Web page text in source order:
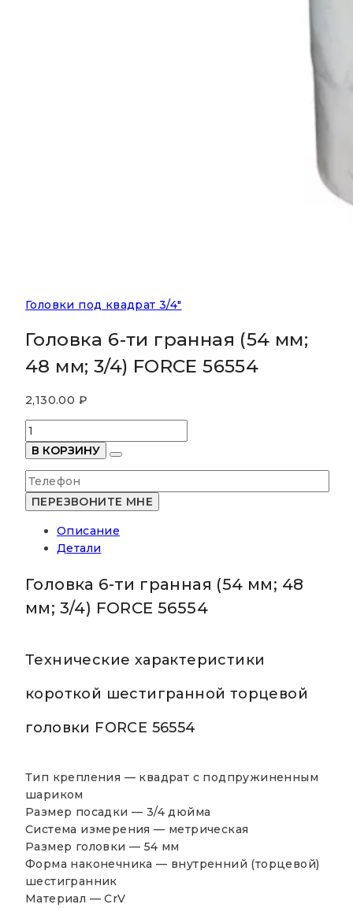
Головки под квадрат 3/4"
Головка 6-ти гранная (54 мм;
48 мм; 3/4) FORCE 56554
2,130.00 ₽
Количество
товара
Головка
6-
ти
гранная
мм;
мм;
FORCE
В КОРЗИНУ
Описание
Детали
Головка 6-ти гранная (54 мм; 48
мм; 3/4) FORCE 56554
Технические характеристики
короткой шестигранной торцевой
головки FORCE 56554
Тип крепления — квадрат с подпружиненным
шариком
Размер посадки — 3/4 дюйма
Система измерения — метрическая
Размер головки — 54 мм
Форма наконечника — внутренний (торцевой)
шестигранник
Материал — CrV